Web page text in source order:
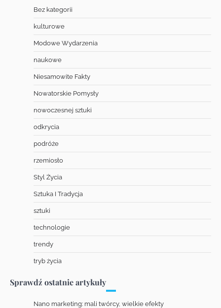
Bez kategorii
kulturowe
Modowe Wydarzenia
naukowe
Niesamowite Fakty
Nowatorskie Pomysły
nowoczesnej sztuki
odkrycia
podróże
rzemiosło
Styl Życia
Sztuka I Tradycja
sztuki
technologie
trendy
tryb życia
Sprawdź ostatnie artykuły
Nano marketing: mali twórcy, wielkie efekty